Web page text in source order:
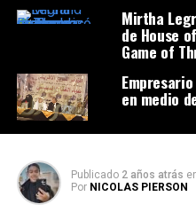
Mirtha
de House
Game of
en medio
Publicado 2 años atrás
Por NICOLAS PIERSON